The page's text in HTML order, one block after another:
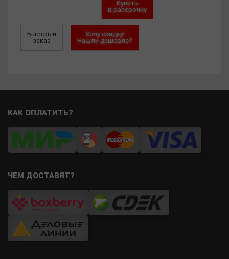
Купить
в рассрочку
Быстрый
заказ
Хочу скидку!
Нашли дешевле?
КАК ОПЛАТИТЬ?
ЧЕМ ДОСТАВЯТ?